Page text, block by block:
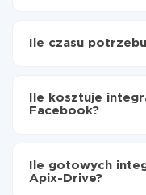
Facebook
CRM do Facebook
Ile czasu
od 5 do 30 minut.
minut.
Ile kosztuje
Facebook?
Płacisz tylko za
przekazywana z
Ile gotowych
Apix-Drive?